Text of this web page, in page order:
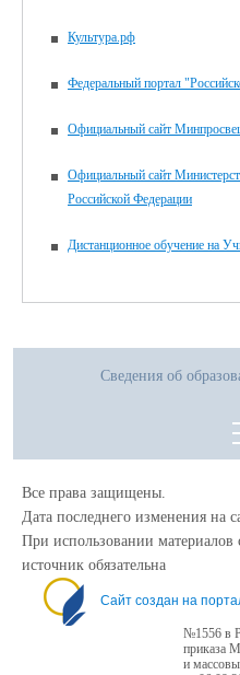
Культура.рф
Федеральный портал
Официальный сайт
Официальный сайт
Российской Федерации
Дистанционное обучение на
Сведения об
Все права защищены.
Дата последнего изменения на
При использовании материалов
источник обязательна
Сайт создан на
№1556 в
приказа
и